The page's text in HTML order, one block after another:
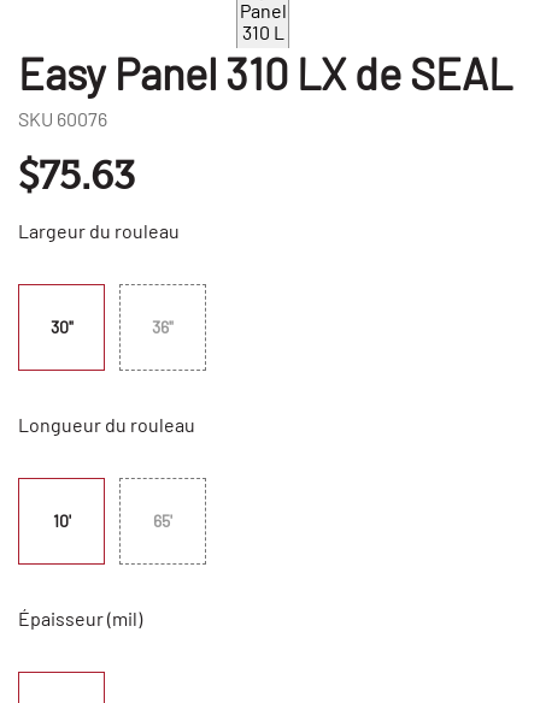
Easy Panel 310 LX de SEAL
SKU 60076
$75.63
Largeur du rouleau
30" 36"
Longueur du rouleau
10' 65'
Épaisseur (mil)